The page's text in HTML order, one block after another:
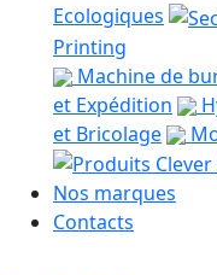
Ecologiques
Printing
Machine de
et Expédition
et Bricolage
Nos marques
Contacts